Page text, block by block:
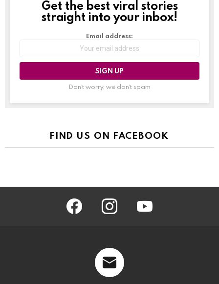
NEWSLETTER
Get the best viral stories
straight into your inbox!
Email address:
Don't worry, we don't spam
FIND US ON FACEBOOK
facebook instagram youtube